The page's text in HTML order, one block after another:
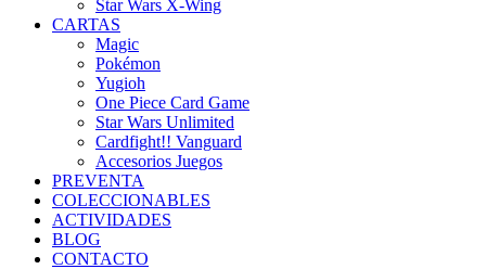
Star Wars X-Wing
CARTAS
Magic
Pokémon
Yugioh
One Piece Card Game
Star Wars Unlimited
Cardfight!! Vanguard
Accesorios Juegos
PREVENTA
COLECCIONABLES
ACTIVIDADES
BLOG
CONTACTO